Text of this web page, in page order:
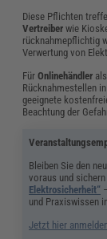
Diese Pflichten
Vertreiberwie
rücknahmepflichtig
Verwertung von
FürOnlinehändler
Rücknahmestellen
geeignete
Beachtung der
Bleiben Sie den
voraus und
Elektrosicherheit“
und Praxiswissen
Jetzt hier